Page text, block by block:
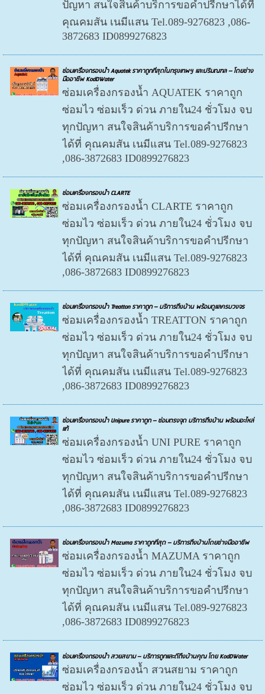
ปัญหา สนใจสินค้าบริการขอคำปรีกษาได้ที่
คุณคมสัน เนมีแสน Tel.089-9276823 ,086-
3872683 ID0899276823
ซ่อมเครื่องกรองน้ำ Aquatek ราคาถูกที่สุดในกรุงเทพฯ และปริมณฑล – โดยช่าง
มืออาชีพ KodDWater
ซ่อมเครื่องกรองน้ำ AQUATEK ราคาถูก
ซ่อมไว ซ่อมเร็ว ด่วน ภายใน24 ชั่วโมง จบ
ทุกปัญหา สนใจสินค้าบริการขอคำปรีกษา
ได้ที่ คุณคมสัน เนมีแสน Tel.089-9276823
,086-3872683 ID0899276823
ซ่อมเครื่องกรองน้ำ CLARTE
ซ่อมเครื่องกรองน้ำ CLARTE ราคาถูก
ซ่อมไว ซ่อมเร็ว ด่วน ภายใน24 ชั่วโมง จบ
ทุกปัญหา สนใจสินค้าบริการขอคำปรีกษา
ได้ที่ คุณคมสัน เนมีแสน Tel.089-9276823
,086-3872683 ID0899276823
ซ่อมเครื่องกรองน้ำ Treatton ราคาถูก – บริการถึงบ้าน พร้อมดูแลครบวงจร
ซ่อมเครื่องกรองน้ำ TREATTON ราคาถูก
ซ่อมไว ซ่อมเร็ว ด่วน ภายใน24 ชั่วโมง จบ
ทุกปัญหา สนใจสินค้าบริการขอคำปรีกษา
ได้ที่ คุณคมสัน เนมีแสน Tel.089-9276823
,086-3872683 ID0899276823
ซ่อมเครื่องกรองน้ำ Unipure ราคาถูก – ซ่อมตรงจุด บริการถึงบ้าน พร้อมอะไหล่
แท้
ซ่อมเครื่องกรองน้ำ UNI PURE ราคาถูก
ซ่อมไว ซ่อมเร็ว ด่วน ภายใน24 ชั่วโมง จบ
ทุกปัญหา สนใจสินค้าบริการขอคำปรีกษา
ได้ที่ คุณคมสัน เนมีแสน Tel.089-9276823
,086-3872683 ID0899276823
ซ่อมเครื่องกรองน้ำ Mazuma ราคาถูกที่สุด – บริการถึงบ้านโดยช่างมืออาชีพ
ซ่อมเครื่องกรองน้ำ MAZUMA ราคาถูก
ซ่อมไว ซ่อมเร็ว ด่วน ภายใน24 ชั่วโมง จบ
ทุกปัญหา สนใจสินค้าบริการขอคำปรีกษา
ได้ที่ คุณคมสัน เนมีแสน Tel.089-9276823
,086-3872683 ID0899276823
ซ่อมเครื่องกรองน้ำ สวยสยาม – บริการถูกและดีถึงบ้านคุณ โดย KodDWater
ซ่อมเครื่องกรองน้ำ สวนสยาม ราคาถูก
ซ่อมไว ซ่อมเร็ว ด่วน ภายใน24 ชั่วโมง จบ